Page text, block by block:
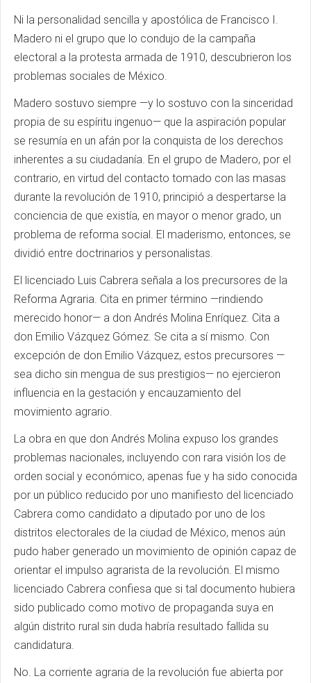
Ni la personalidad sencilla y apostólica de Francisco I.
Madero ni el grupo que lo condujo de la campaña
electoral a la protesta armada de 1910, descubrieron los
problemas sociales de México.
Madero sostuvo siempre —y lo sostuvo con la sinceridad
propia de su espíritu ingenuo— que la aspiración popular
se resumía en un afán por la conquista de los derechos
inherentes a su ciudadanía. En el grupo de Madero, por el
contrario, en virtud del contacto tomado con las masas
durante la revolución de 1910, principió a despertarse la
conciencia de que existía, en mayor o menor grado, un
problema de reforma social. El maderismo, entonces, se
dividió entre doctrinarios y personalistas.
El licenciado Luis Cabrera señala a los precursores de la
Reforma Agraria. Cita en primer término —rindiendo
merecido honor— a don Andrés Molina Enríquez. Cita a
don Emilio Vázquez Gómez. Se cita a sí mismo. Con
excepción de don Emilio Vázquez, estos precursores —
sea dicho sin mengua de sus prestigios— no ejercieron
influencia en la gestación y encauzamiento del
movimiento agrario.
La obra en que don Andrés Molina expuso los grandes
problemas nacionales, incluyendo con rara visión los de
orden social y económico, apenas fue y ha sido conocida
por un público reducido por uno manifiesto del licenciado
Cabrera como candidato a diputado por uno de los
distritos electorales de la ciudad de México, menos aún
pudo haber generado un movimiento de opinión capaz de
orientar el impulso agrarista de la revolución. El mismo
licenciado Cabrera confiesa que si tal documento hubiera
sido publicado como motivo de propaganda suya en
algún distrito rural sin duda habría resultado fallida su
candidatura.
No. La corriente agraria de la revolución fue abierta por